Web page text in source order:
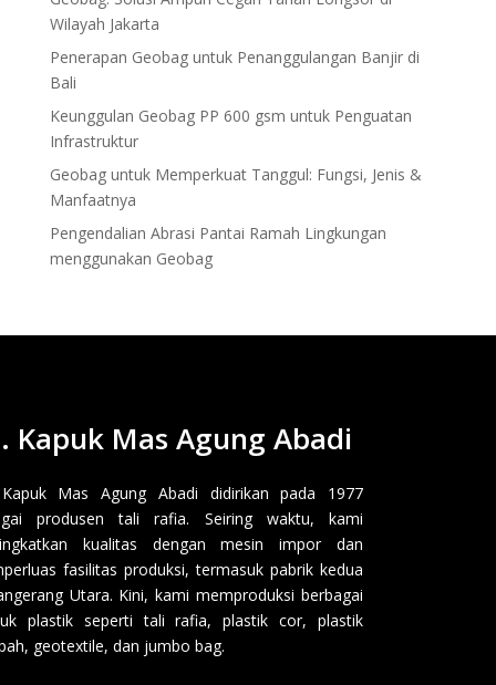
Wilayah Jakarta
Penerapan Geobag untuk Penanggulangan Banjir di
Bali
Keunggulan Geobag PP 600 gsm untuk Penguatan
Infrastruktur
Geobag untuk Memperkuat Tanggul: Fungsi, Jenis &
Manfaatnya
Pengendalian Abrasi Pantai Ramah Lingkungan
menggunakan Geobag
Kapuk Mas Agung Abadi
Mas Agung Abadi didirikan pada 1977
produsen tali rafia. Seiring waktu, kami
kualitas dengan mesin impor dan
fasilitas produksi, termasuk pabrik kedua
Utara. Kini, kami memproduksi berbagai
plastik seperti tali rafia, plastik cor, plastik
geotextile, dan jumbo bag.